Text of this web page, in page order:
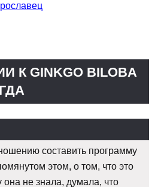
К GINKGO BILOBA
составить программу
этом, о том, что это
она не знала, думала, что